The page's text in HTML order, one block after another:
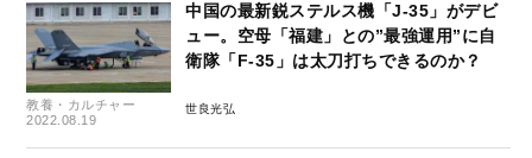
教養・カルチャー
2022.08.19
中国の最新鋭ステルス機「J-35」がデビ
ュー。空母「福建」との”最強運用”に自
衛隊「F-35」は太刀打ちできるのか？
世良光弘